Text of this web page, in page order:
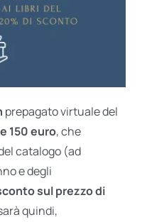
prepagato virtuale del
150 euro, che
catalogo (ad
e degli
sul prezzo di
quindi,